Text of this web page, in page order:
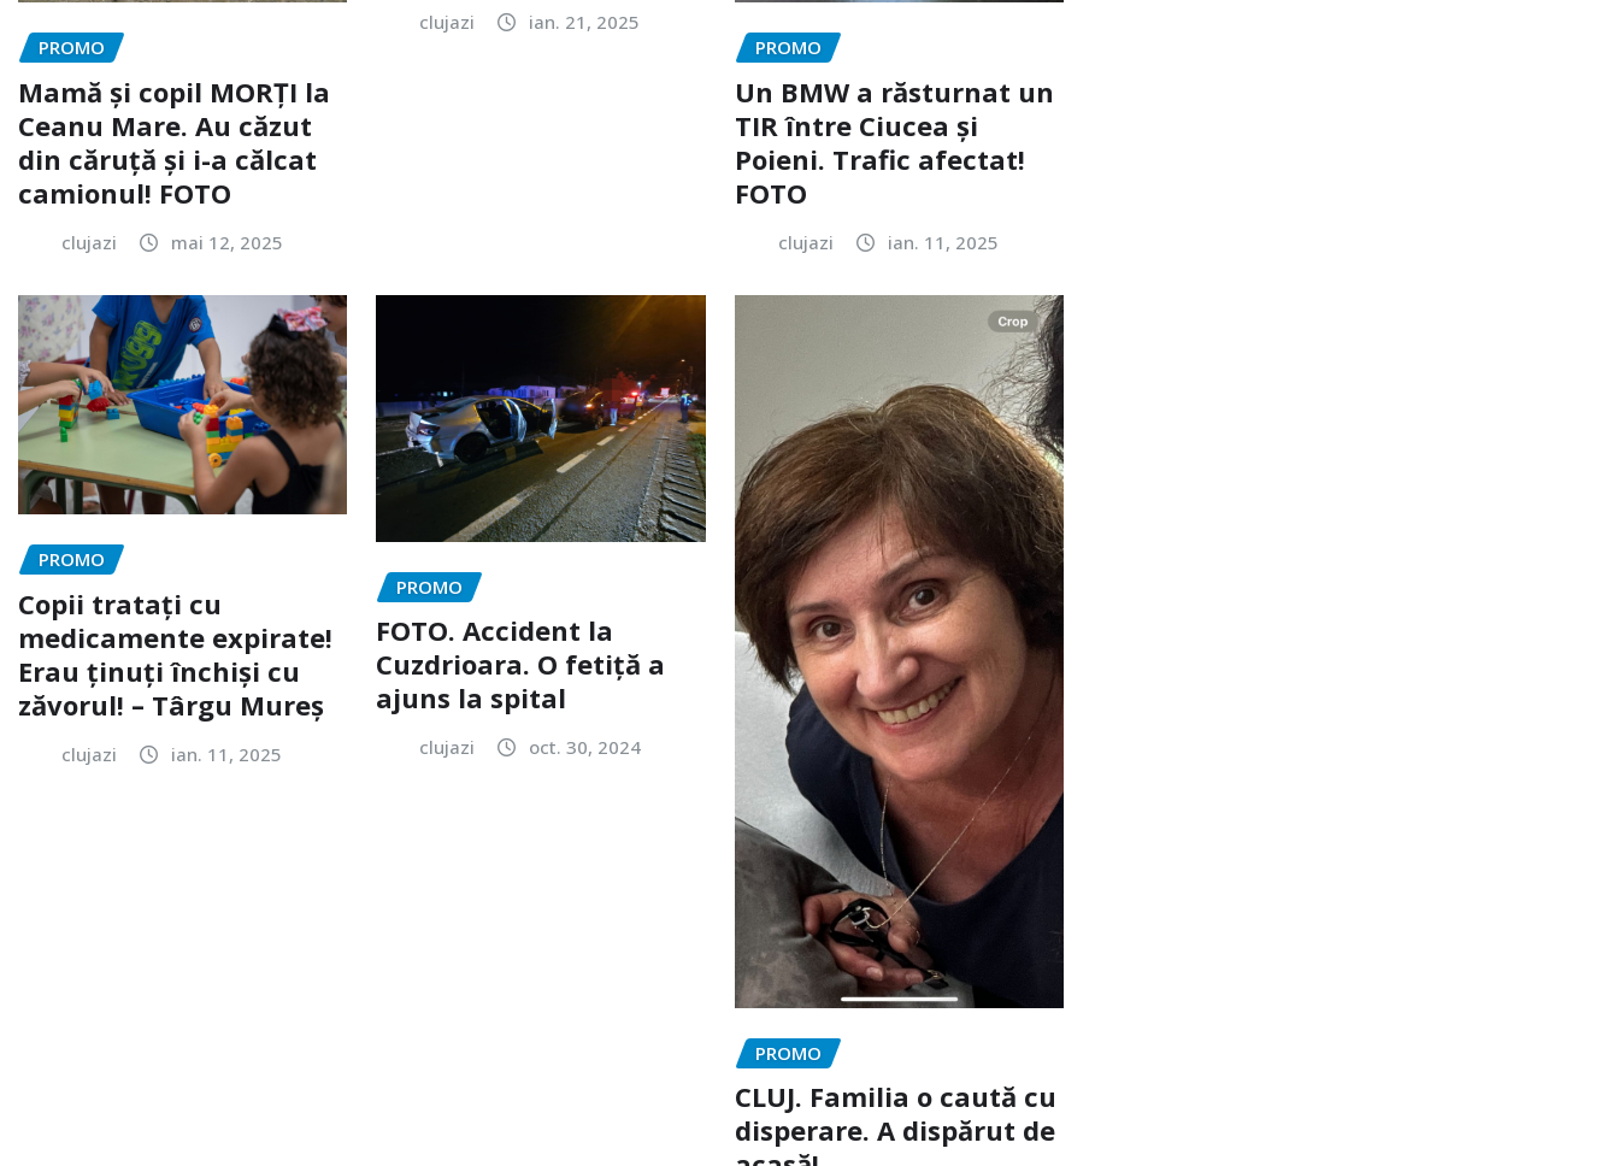
PROMO
Mamă și copil MORȚI la
Ceanu Mare. Au căzut
din căruță și i-a călcat
camionul! FOTO
clujazi mai 12, 2025
clujazi
ian. 21, 2025
PROMO
Un BMW a răsturnat un
TIR între Ciucea și
Poieni. Trafic afectat!
FOTO
clujazi ian. 11, 2025
PROMO
Copii tratați cu
medicamente expirate!
Erau ținuți închiși cu
zăvorul! – Târgu Mureș
clujazi ian. 11, 2025
PROMO
FOTO. Accident la
Cuzdrioara. O fetiță a
ajuns la spital
clujazi oct. 30, 2024
PROMO
CLUJ. Familia o caută cu
disperare. A dispărut de